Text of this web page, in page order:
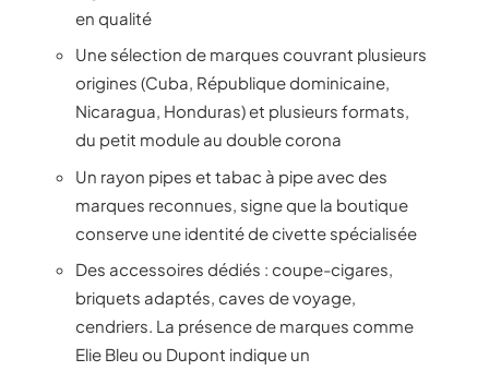
en qualité
Une sélection de marques couvrant plusieurs
origines (Cuba, République dominicaine,
Nicaragua, Honduras) et plusieurs formats,
du petit module au double corona
Un rayon pipes et tabac à pipe avec des
marques reconnues, signe que la boutique
conserve une identité de civette spécialisée
Des accessoires dédiés : coupe-cigares,
briquets adaptés, caves de voyage,
cendriers. La présence de marques comme
Elie Bleu ou Dupont indique un